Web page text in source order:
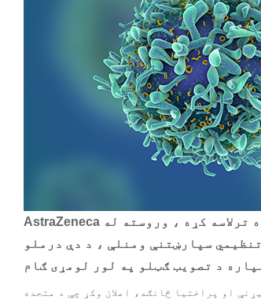
AstraZeneca د سه شنبې په ورځ د خپل آنکولوژي پورټ فولیو لپاره دوه چنده وده ترلاسه کړه ، وروسته له
سپارښتنې ومنلې ، د دې درملو
او پراختیا څانګه، اعلان وکړ چې د متحده